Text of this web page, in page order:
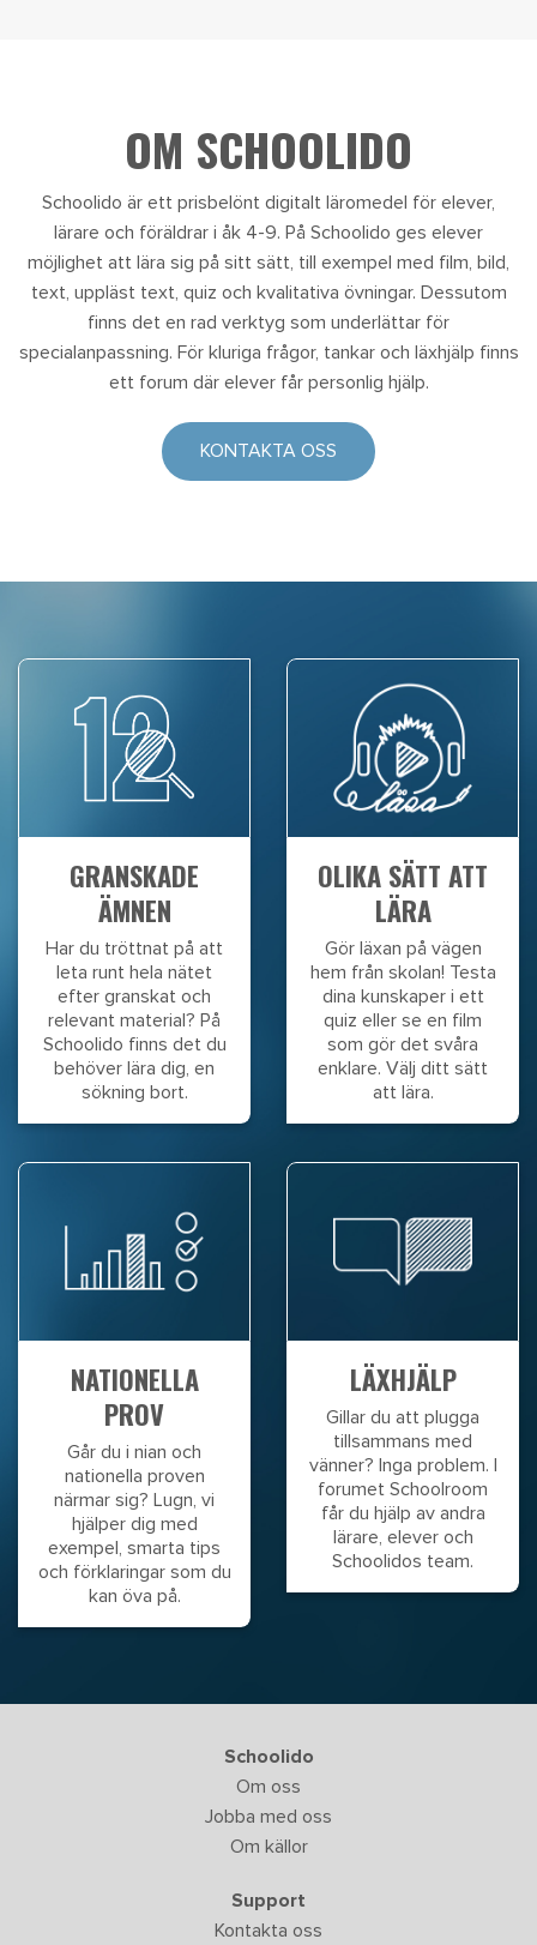
OM SCHOOLIDO
Schoolido är ett prisbelönt digitalt läromedel för elever,
lärare och föräldrar i åk 4-9. På Schoolido ges elever
möjlighet att lära sig på sitt sätt, till exempel med film, bild,
text, uppläst text, quiz och kvalitativa övningar. Dessutom
finns det en rad verktyg som underlättar för
specialanpassning. För kluriga frågor, tankar och läxhjälp finns
ett forum där elever får personlig hjälp.
KONTAKTA OSS
GRANSKADE
ÄMNEN
Har du tröttnat på att
leta runt hela nätet
efter granskat och
relevant material? På
Schoolido finns det du
behöver lära dig, en
sökning bort.
OLIKA SÄTT ATT
LÄRA
Gör läxan på vägen
hem från skolan! Testa
dina kunskaper i ett
quiz eller se en film
som gör det svåra
enklare. Välj ditt sätt
att lära.
NATIONELLA
PROV
Går du i nian och
nationella proven
närmar sig? Lugn, vi
hjälper dig med
exempel, smarta tips
och förklaringar som du
kan öva på.
LÄXHJÄLP
Gillar du att plugga
tillsammans med
vänner? Inga problem. I
forumet Schoolroom
får du hjälp av andra
lärare, elever och
Schoolidos team.
Schoolido
Om oss
Jobba med oss
Om källor
Support
Kontakta oss